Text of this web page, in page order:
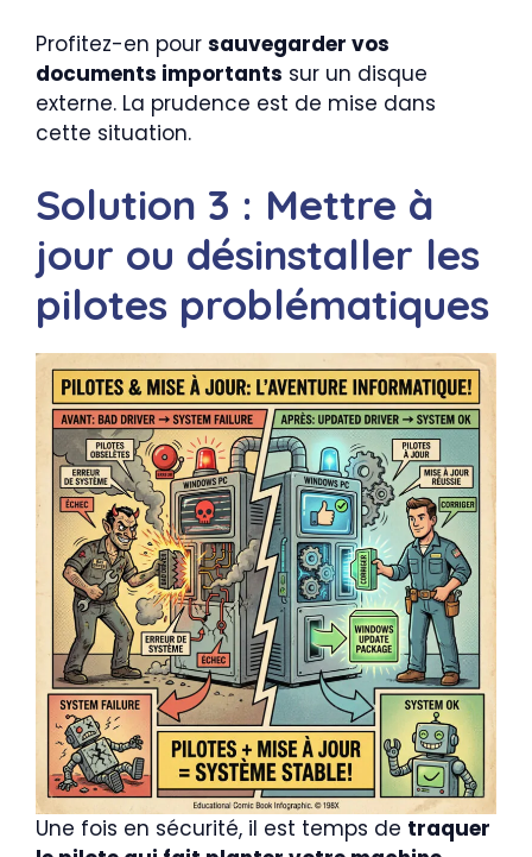
Profitez-en pour sauvegarder vos
documents importants sur un disque
externe. La prudence est de mise dans
cette situation.
Solution 3 : Mettre à
jour ou désinstaller les
pilotes problématiques
Une fois en sécurité, il est temps de traquer